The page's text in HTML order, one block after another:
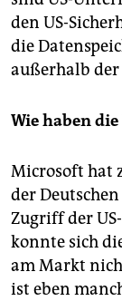
den US-
die
außerhalb
Wie haben
Microsoft hat
der
Zugriff der
konnte sich
am Markt
ist eben